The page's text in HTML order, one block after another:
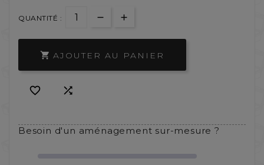
QUANTITÉ :
 AJOUTER AU PANIER
 
Besoin d'un aménagement sur-mesure ?